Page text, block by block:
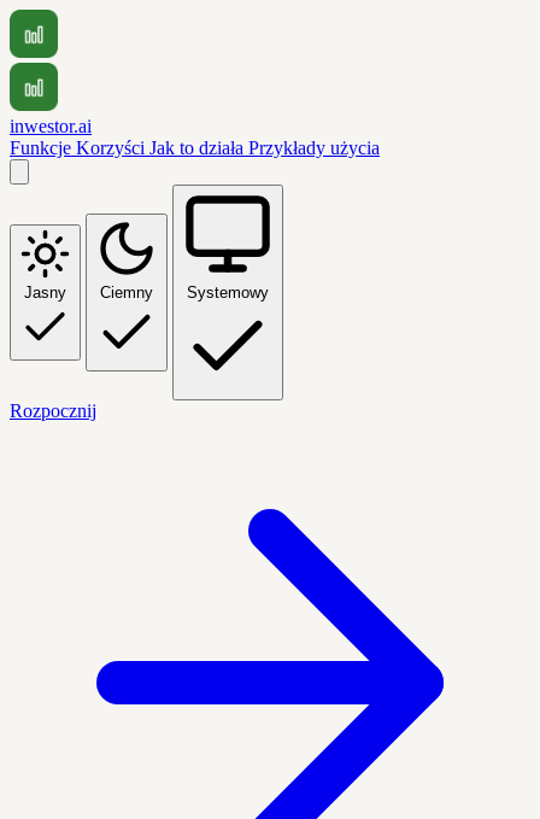
inwestor.ai
Funkcje Korzyści Jak to działa Przykłady użycia
Jasny Ciemny Systemowy
Rozpocznij